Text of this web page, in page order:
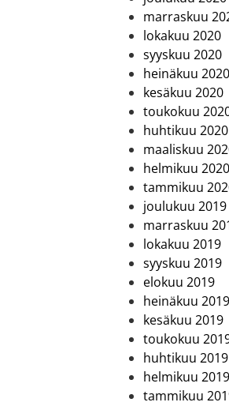
marraskuu
lokakuu 2020
syyskuu 2020
heinäkuu 2020
kesäkuu 2020
toukokuu
huhtikuu 2020
maaliskuu
helmikuu 2020
tammikuu
joulukuu 2019
marraskuu
lokakuu 2019
syyskuu 2019
elokuu 2019
heinäkuu 2019
kesäkuu 2019
toukokuu
huhtikuu 2019
helmikuu 2019
tammikuu